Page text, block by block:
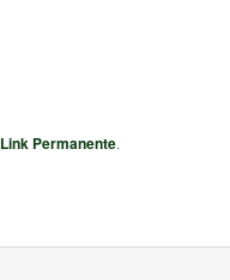
Link Permanente.